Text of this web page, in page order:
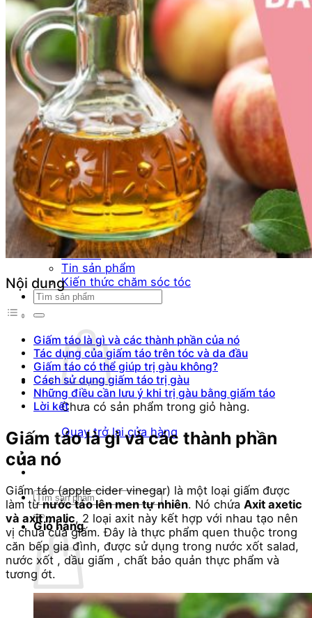
Macadamia
Moroccanoil
Mydentity
Nashi
Number Three - 003
O - Z
Olaplex
Orzen
Sasaba
TIGI
Weilaiya
Siêu Sale cuối năm
Giới thiệu
Liên Hệ
Blog
Review
Tin sản phẩm
Kiến thức chăm sóc tóc
Tìm
kiếm:
Chưa có sản phẩm trong giỏ hàng.
Quay trở lại cửa hàng
Tìm
kiếm:
Giỏ hàng
Chưa có sản phẩm trong giỏ hàng.
Nội dung
Giấm táo là gì và các thành phần của nó
Tác dụng của giấm táo trên tóc và da đầu
Giấm táo có thể giúp trị gàu không?
Cách sử dụng giấm táo trị gàu
Những điều cần lưu ý khi trị gàu bằng giấm táo
Lời kết
Giấm táo là gì và các thành phần
của nó
Giấm táo (apple cider vinegar) là một loại giấm được
làm từnước táo lên men tự nhiên. Nó chứa Axit axetic
và axit malic, 2 loại axit này kết hợp với nhau tạo nên
vị chua của giấm. Đây là thực phẩm quen thuộc trong
căn bếp gia đình, được sử dụng trong nước xốt salad,
nước xốt , dầu giấm , chất bảo quản thực phẩm và
tương ớt.